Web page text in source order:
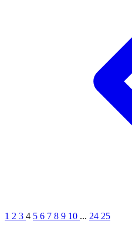
1 2 3 4 5 6 7 8 9 10 ... 24 25